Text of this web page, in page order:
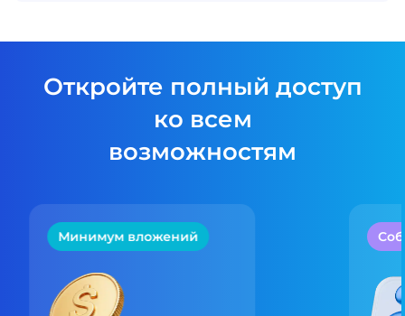
Откройте полный доступ
ко всем
возможностям
Минимум вложений